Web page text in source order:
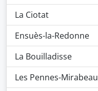
La Ciotat
Ensuès-la-Redonne
La Bouilladisse
Les Pennes-Mirabeau